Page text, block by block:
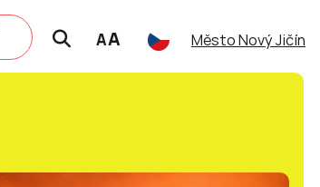
AA Město Nový Jičín